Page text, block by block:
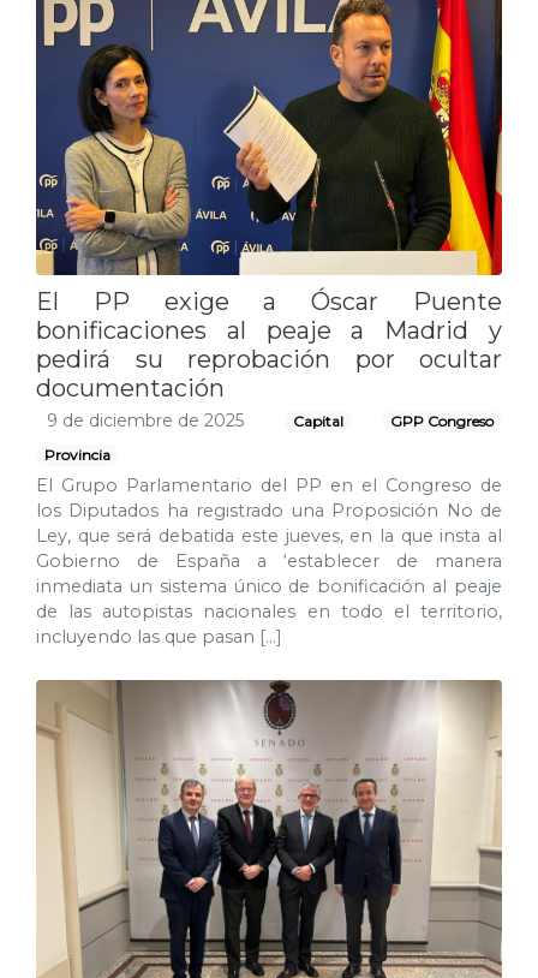
El PP exige a Óscar Puente
bonificaciones al peaje a Madrid y
pedirá su reprobación por ocultar
documentación
9 de diciembre de 2025 Capital
GPP Congreso
Provincia
El Grupo Parlamentario del PP en el Congreso de
los Diputados ha registrado una Proposición No de
Ley, que será debatida este jueves, en la que insta al
Gobierno de España a ‘establecer de manera
inmediata un sistema único de bonificación al peaje
de las autopistas nacionales en todo el territorio,
incluyendo las que pasan […]